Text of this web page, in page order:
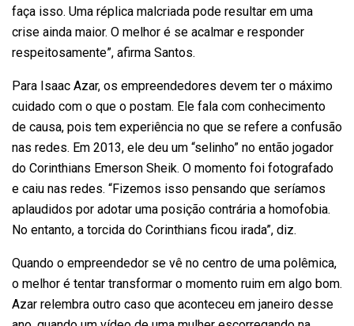
faça isso. Uma réplica malcriada pode resultar em uma
crise ainda maior. O melhor é se acalmar e responder
respeitosamente”, afirma Santos.
Para Isaac Azar, os empreendedores devem ter o máximo
cuidado com o que o postam. Ele fala com conhecimento
de causa, pois tem experiência no que se refere a confusão
nas redes. Em 2013, ele deu um “selinho” no então jogador
do Corinthians Emerson Sheik. O momento foi fotografado
e caiu nas redes. “Fizemos isso pensando que seríamos
aplaudidos por adotar uma posição contrária a homofobia.
No entanto, a torcida do Corinthians ficou irada”, diz.
Quando o empreendedor se vê no centro de uma polêmica,
o melhor é tentar transformar o momento ruim em algo bom.
Azar relembra outro caso que aconteceu em janeiro desse